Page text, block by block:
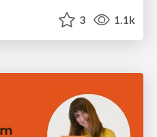
3 1.1k